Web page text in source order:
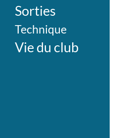
Sorties
Technique
Vie du club